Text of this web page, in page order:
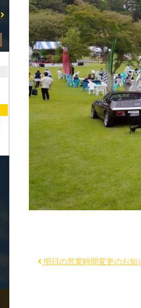
明日の営業時間変更のお知